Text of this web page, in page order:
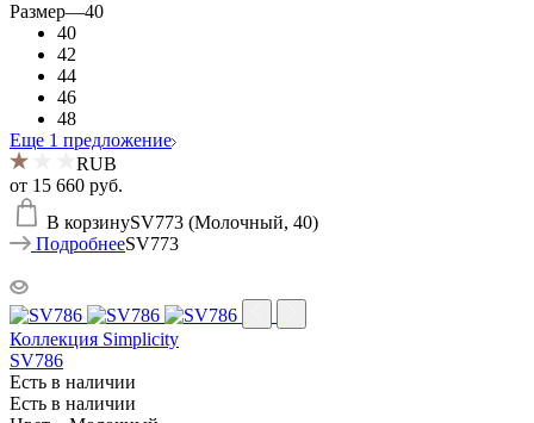
Размер—40
40
42
44
46
48
Еще 1 предложение
RUB
от 15 660 руб.
В корзинуSV773 (Молочный, 40)
ПодробнееSV773
Коллекция Simplicity
SV786
Есть в наличии
Есть в наличии